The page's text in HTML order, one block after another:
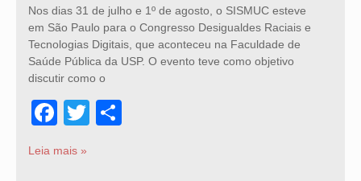
Nos dias 31 de julho e 1º de agosto, o SISMUC esteve
em São Paulo para o Congresso Desigualdes Raciais e
Tecnologias Digitais, que aconteceu na Faculdade de
Saúde Pública da USP. O evento teve como objetivo
discutir como o
Facebook
Twitter
Leia mais »